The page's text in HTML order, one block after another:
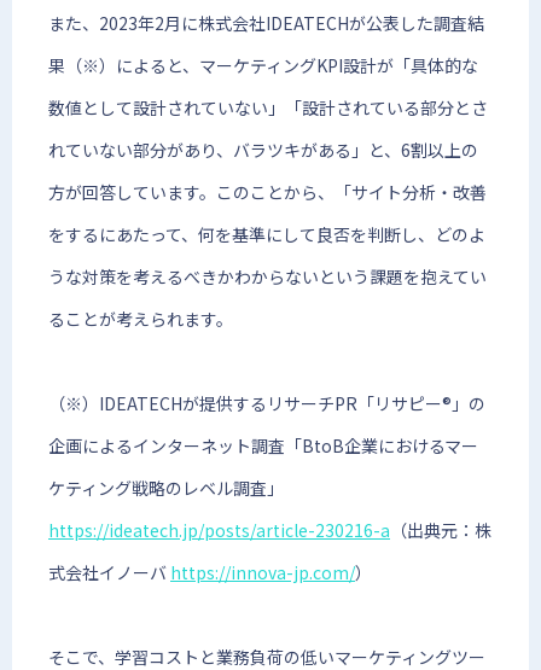
また、2023年2月に株式会社IDEATECHが公表した調査結
果（※）によると、マーケティングKPI設計が「具体的な
数値として設計されていない」「設計されている部分とさ
れていない部分があり、バラツキがある」と、6割以上の
方が回答しています。このことから、「サイト分析・改善
をするにあたって、何を基準にして良否を判断し、どのよ
うな対策を考えるべきかわからないという課題を抱えてい
ることが考えられます。
（※）IDEATECHが提供するリサーチPR「リサピー®︎」の
企画によるインターネット調査「BtoB企業におけるマー
ケティング戦略のレベル調査」
https://ideatech.jp/posts/article-230216-a （​​出典元：株
式会社イノーバ https://innova-jp.com/）
そこで、学習コストと業務負荷の低いマーケティングツー